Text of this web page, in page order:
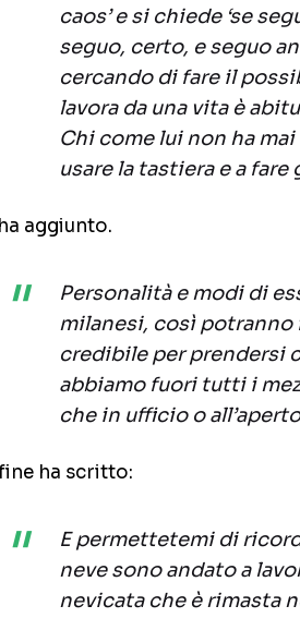
caos’ e si chiede ‘se
seguo, certo, e seguo
cercando di fare il
lavora da una vita è
Chi come lui non ha
usare la tastiera e a
aggiunto.
Personalità e modi di
milanesi, così potranno
credibile per prendersi
abbiamo fuori tutti i
che in ufficio o
ha scritto:
E permettetemi di
neve sono andato a
nevicata che è rimasta